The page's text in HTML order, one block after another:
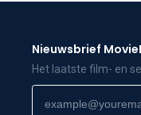
Nieuwsbrief
Het laatste film- en